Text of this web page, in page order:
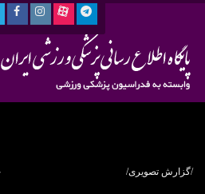
/گزارش تصویری/